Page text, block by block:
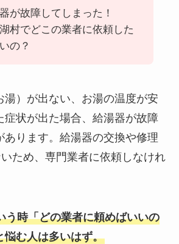
が故障してしまった！
村でどこの業者に依頼した
の？
湯）が出ない、お湯の温度が安
症状が出た場合、給湯器が故障
あります。給湯器の交換や修理
ため、専門業者に依頼しなけれ
う時「どの業者に頼めばいいの
悩む人は多いはず。